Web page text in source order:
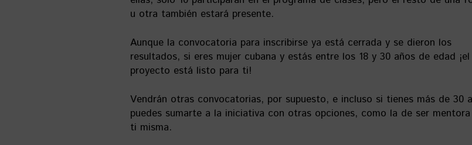
u otra también estará presente.
Aunque la convocatoria para inscribirse ya está cerrada y se dieron los
resultados, si eres mujer cubana y estás entre los 18 y 30 años de edad ¡el
proyecto está listo para ti!
Vendrán otras convocatorias, por supuesto, e incluso si tienes más de 30
puedes sumarte a la iniciativa con otras opciones, como la de ser
ti misma.